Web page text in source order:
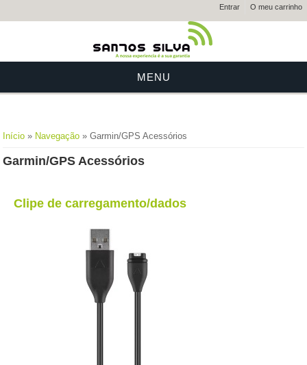
Entrar O meu carrinho
MENU
Está aqui
Início » Navegação » Garmin/GPS Acessórios
Garmin/GPS Acessórios
Clipe de carregamento/dados